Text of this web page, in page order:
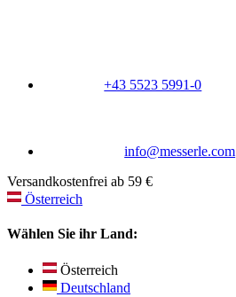
+43 5523 5991-0
info@messerle.com
Versandkostenfrei ab 59 €
Österreich
Wählen Sie ihr Land:
Österreich
Deutschland